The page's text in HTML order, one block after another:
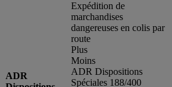
ADR
Expédition de
marchandises
dangereuses en colis par
route
Plus
Moins
ADR Dispositions
Spéciales 188/400